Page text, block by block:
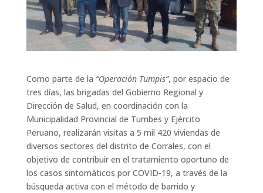
Como parte de la “Operación Tumpis”, por espacio de
tres días, las brigadas del Gobierno Regional y
Dirección de Salud, en coordinación con la
Municipalidad Provincial de Tumbes y Ejército
Peruano, realizarán visitas a 5 mil 420 viviendas de
diversos sectores del distrito de Corrales, con el
objetivo de contribuir en el tratamiento oportuno de
los casos sintomáticos por COVID-19, a través de la
búsqueda activa con el método de barrido y